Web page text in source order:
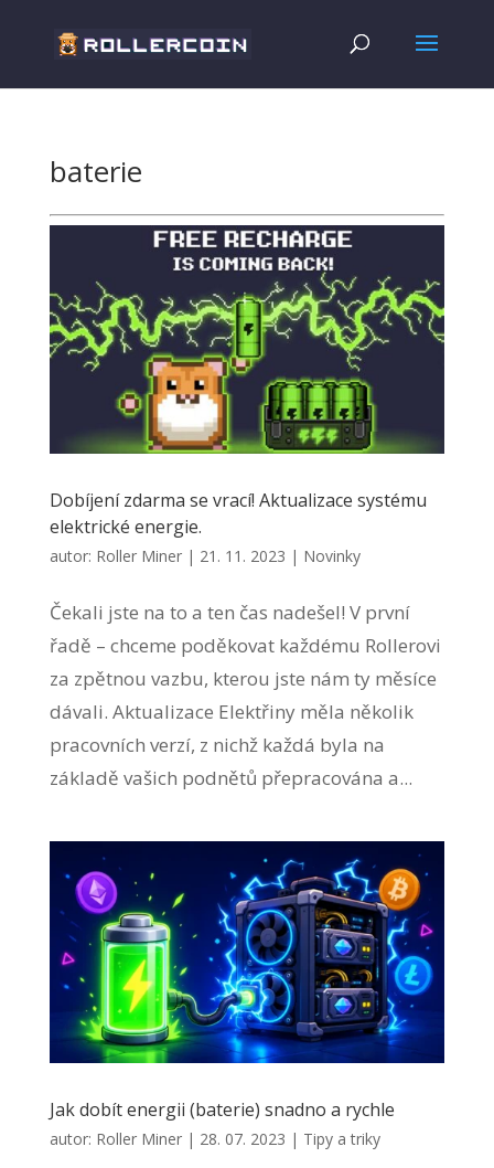
baterie
Dobíjení zdarma se vrací! Aktualizace systému
elektrické energie.
autor: Roller Miner| 21. 11. 2023 | Novinky
Čekali jste na to a ten čas nadešel! V první
řadě – chceme poděkovat každému Rollerovi
za zpětnou vazbu, kterou jste nám ty měsíce
dávali. Aktualizace Elektřiny měla několik
pracovních verzí, z nichž každá byla na
základě vašich podnětů přepracována a...
Jak dobít energii (baterie) snadno a rychle
autor: Roller Miner| 28. 07. 2023 | Tipy a triky